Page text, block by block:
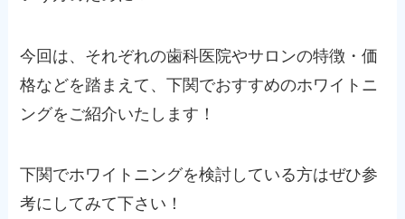
今回は、それぞれの歯科医院やサロンの特徴・価
格などを踏まえて、下関でおすすめのホワイトニ
ングをご紹介いたします！
下関でホワイトニングを検討している方はぜひ参
考にしてみて下さい！